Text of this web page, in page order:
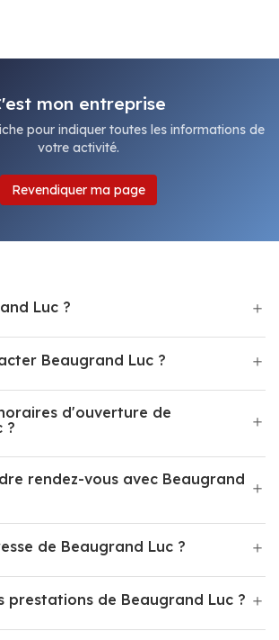
mon entreprise
pour indiquer toutes les informations de
votre activité.
Revendiquer ma page
Luc ?
Beaugrand Luc ?
d'ouverture de
?
rendez-vous avec Beaugrand
de Beaugrand Luc ?
prestations de Beaugrand Luc ?